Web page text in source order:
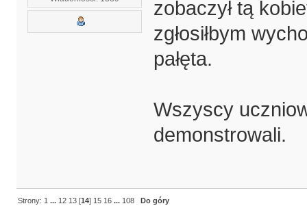
zobaczył tą
zgłosiłbym
pałęta.
Wszyscy
demonstrowali.
Strony: 1 ... 12 13 [14] 15 16 ... 108 Do góry